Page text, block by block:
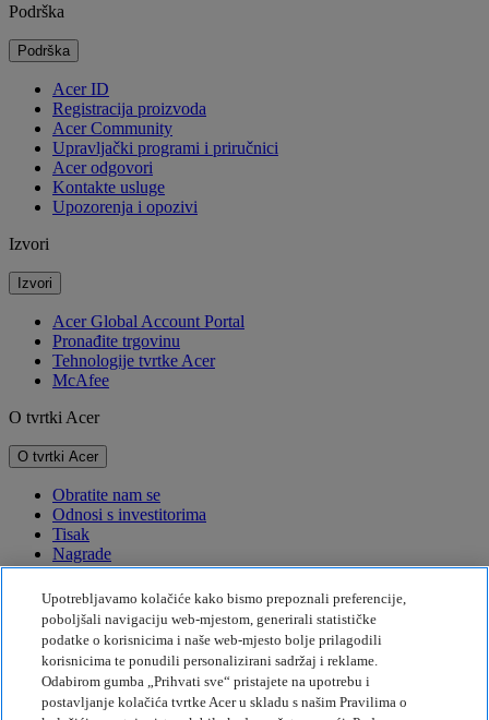
Podrška
Podrška
Acer ID
Registracija proizvoda
Acer Community
Upravljački programi i priručnici
Acer odgovori
Kontakte usluge
Upozorenja i opozivi
Izvori
Izvori
Acer Global Account Portal
Pronađite trgovinu
Tehnologije tvrtke Acer
McAfee
O tvrtki Acer
O tvrtki Acer
Obratite nam se
Odnosi s investitorima
Tisak
Nagrade
Događaji
Održivost
Održivost
Društvena odgovornost tvrtke
Emisije štetnih plinova za proizvod
Upotrebljavamo kolačiće kako bismo prepoznali preferencije,
poboljšali navigaciju web-mjestom, generirali statističke
podatke o korisnicima i naše web-mjesto bolje prilagodili
korisnicima te ponudili personalizirani sadržaj i reklame.
Odabirom gumba „Prihvati sve“ pristajete na upotrebu i
postavljanje kolačića tvrtke Acer u skladu s našim Pravilima o